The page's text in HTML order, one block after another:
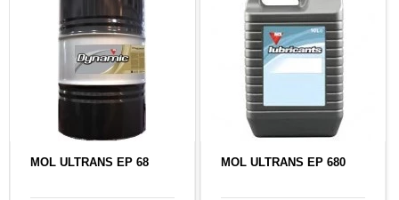
MOL ULTRANS EP 68 MOL ULTRANS EP 680